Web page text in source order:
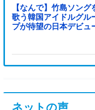
【なんで】竹島ソング
歌う韓国アイドルグル
プが待望の日本デビュ
ネットの声